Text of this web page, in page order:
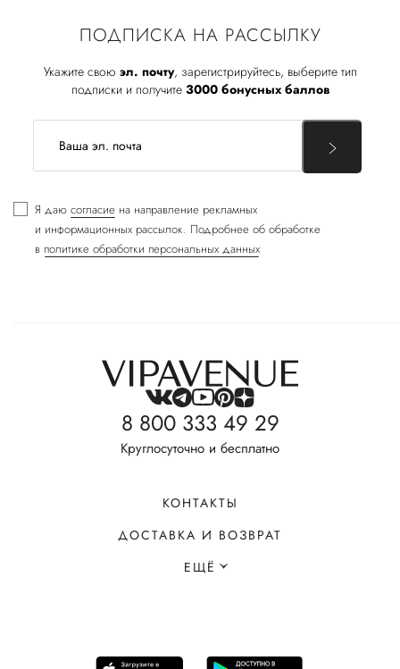
ПОДПИСКА НА РАССЫЛКУ
Укажите свою эл. почту, зарегистрируйтесь, выберите тип
подписки и получите 3000 бонусных баллов
Я даю согласие на направление рекламных
и информационных рассылок. Подробнее об обработке
в политике обработки персональных данных
8 800 333 49 29
Круглосуточно и бесплатно
КОНТАКТЫ
ДОСТАВКА И ВОЗВРАТ
ЕЩЁ